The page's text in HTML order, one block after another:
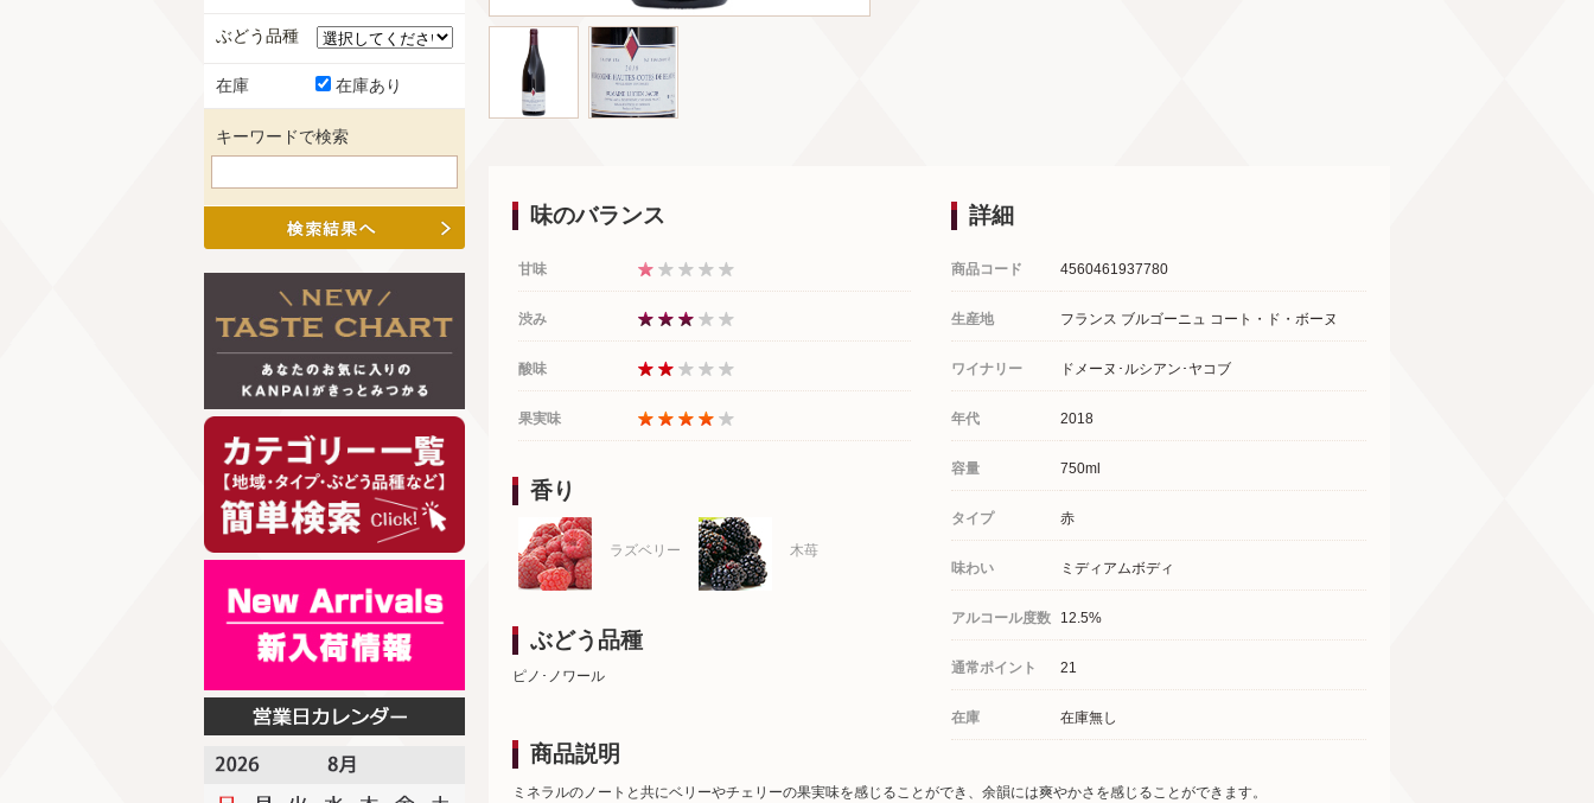
詳細
商品コード 4560461937780
生産地 フランス ブルゴーニュ コート・ド・ボーヌ
ワイナリー ドメーヌ･ルシアン･ヤコブ
年代 2018
容量 750ml
タイプ 赤
味わい ミディアムボディ
アルコール度数 12.5%
通常ポイント 21
在庫 在庫無し
味のバランス
甘味
渋み
酸味
果実味
香り
ラズベリー 木苺
ぶどう品種
ピノ･ノワール
商品説明
ミネラルのノートと共にベリーやチェリーの果実味を感じることができ、余韻には爽やかさを感じることができます。
ぶどう品種
在庫 在庫あり
キーワードで検索